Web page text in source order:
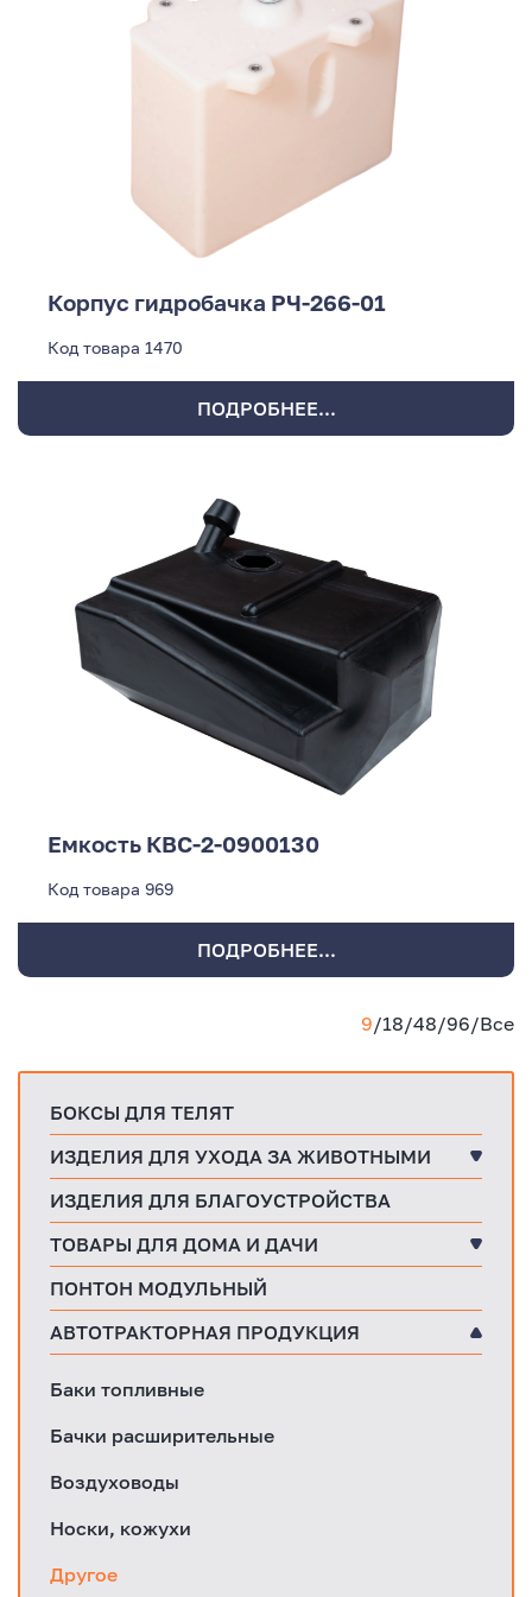
Корпус гидробачка РЧ-266-01
Код товара 1470
ПОДРОБНЕЕ...
Емкость КВС-2-0900130
Код товара 969
ПОДРОБНЕЕ...
9/18/48/96/Все
БОКСЫ ДЛЯ ТЕЛЯТ
ИЗДЕЛИЯ ДЛЯ УХОДА ЗА ЖИВОТНЫМИ
ИЗДЕЛИЯ ДЛЯ БЛАГОУСТРОЙСТВА
ТОВАРЫ ДЛЯ ДОМА И ДАЧИ
ПОНТОН МОДУЛЬНЫЙ
АВТОТРАКТОРНАЯ ПРОДУКЦИЯ
Баки топливные
Бачки расширительные
Воздуховоды
Носки, кожухи
Другое